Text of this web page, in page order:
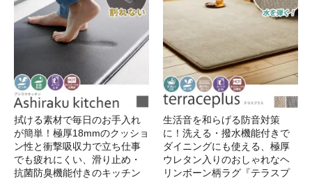
拭ける素材で毎日のお手入れ
が簡単！極厚18mmのクッショ
ン性と衝撃吸収力で立ち仕事
でも疲れにくい、滑り止め・
抗菌防臭機能付きのキッチン
生活音を和らげる防音対策
に！洗える・撥水機能付きで
ダイニングにも使える、極厚
ウレタン入りのおしゃれなヘ
リンボーン柄ラグ『テラスプ